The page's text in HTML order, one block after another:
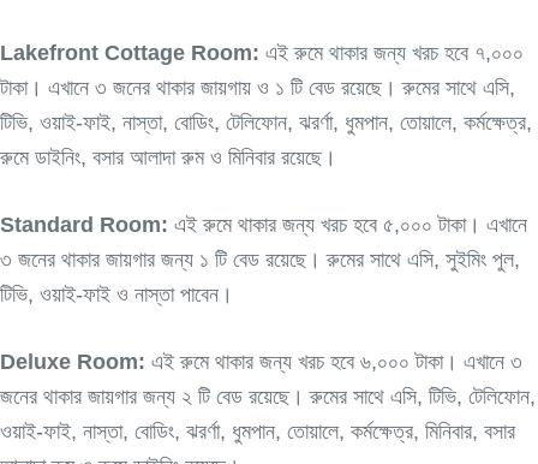
Lakefront Cottage Room: এই রুমে থাকার জন্য খরচ হবে ৭,০০০
টাকা। এখানে ৩ জনের থাকার জায়গায় ও ১ টি বেড রয়েছে। রুমের সাথে এসি,
টিভি, ওয়াই-ফাই, নাস্তা, বোডিং, টেলিফোন, ঝরর্ণা, ধুমপান, তোয়ালে, কর্মক্ষেত্র,
রুমে ডাইনিং, বসার আলাদা রুম ও মিনিবার রয়েছে।
Standard Room: এই রুমে থাকার জন্য খরচ হবে ৫,০০০ টাকা। এখানে
৩ জনের থাকার জায়গার জন্য ১ টি বেড রয়েছে। রুমের সাথে এসি, সুইমিং পুল,
টিভি, ওয়াই-ফাই ও নাস্তা পাবেন।
Deluxe Room: এই রুমে থাকার জন্য খরচ হবে ৬,০০০ টাকা। এখানে ৩
জনের থাকার জায়গার জন্য ২ টি বেড রয়েছে। রুমের সাথে এসি, টিভি, টেলিফোন,
ওয়াই-ফাই, নাস্তা, বোডিং, ঝরর্ণা, ধুমপান, তোয়ালে, কর্মক্ষেত্র, মিনিবার, বসার